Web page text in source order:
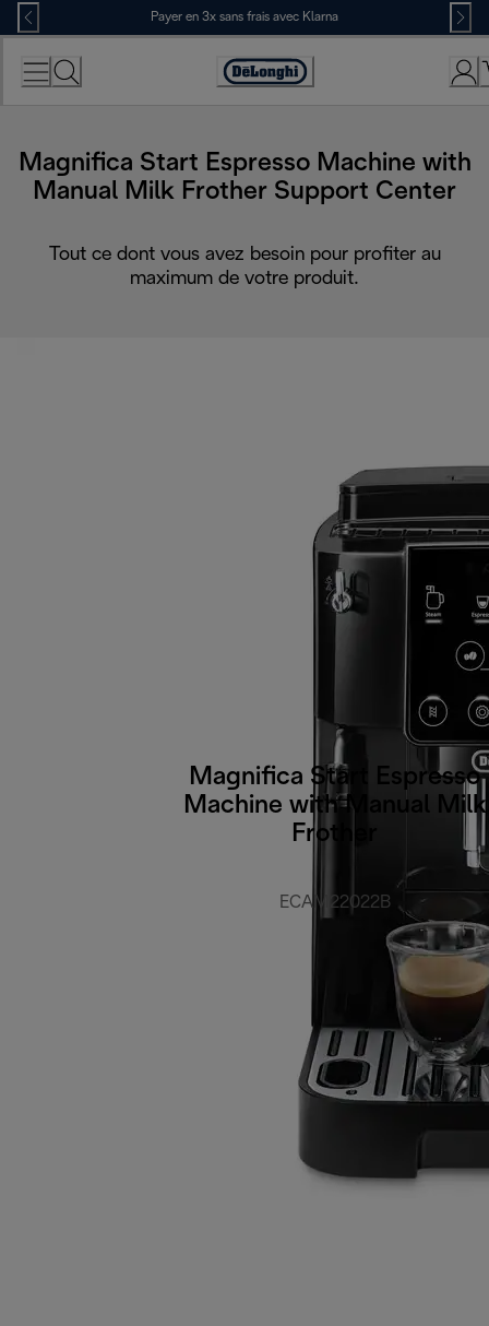
Skip
to
Content
Payer en 3x sans frais avec Klarna
Déclaration
Magnifica Start Espresso Machine with
Manual Milk Frother Support Center
Tout ce dont vous avez besoin pour profiter au
maximum de votre produit.
Magnifica Start Espresso
Machine with Manual Milk
Frother
ECAM22022B